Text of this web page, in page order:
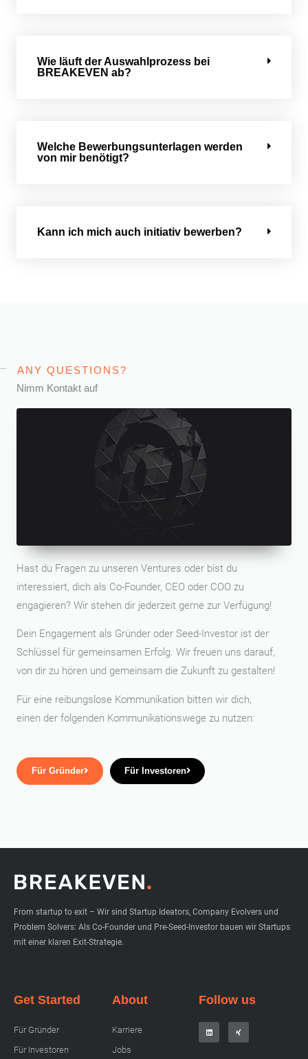
Wie läuft der Auswahlprozess bei
BREAKEVEN ab?
Welche Bewerbungsunterlagen werden
von mir benötigt?
Kann ich mich auch initiativ bewerben?
ANY QUESTIONS?
Nimm Kontakt auf
Hast du Fragen zu unseren Ventures oder bist du
interessiert, dich als Co-Founder, CEO oder COO zu
engagieren? Wir stehen dir jederzeit gerne zur Verfügung!
Dein Engagement als Gründer oder Seed-Investor ist der
Schlüssel für gemeinsamen Erfolg. Wir freuen uns darauf,
von dir zu hören und gemeinsam die Zukunft zu gestalten!
Für eine reibungslose Kommunikation bitten wir dich,
einen der folgenden Kommunikationswege zu nutzen:
Für Gründer Für Investoren
From startup to exit – Wir sind Startup Ideators, Company Evolvers und
Problem Solvers: Als Co-Founder und Pre-Seed-Investor bauen wir Startups
mit einer klaren Exit-Strategie.
Get Started
Für Gründer
Für Investoren
About
Karriere
Jobs
Follow us
L
i
n
k
X
i
n
g